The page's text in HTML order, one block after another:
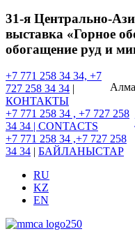
31-я Центрально-
выставка «Горное
обогащение руд и
+7 771 258 34 34, +7
727 258 34 34 |
КОНТАКТЫ
+7 771 258 34 , +7 727 258
34 34 | CONTACTS
+7 771 258 34 ,+7 727 258
34 34 | БАЙЛАНЫСТАР
RU
KZ
EN